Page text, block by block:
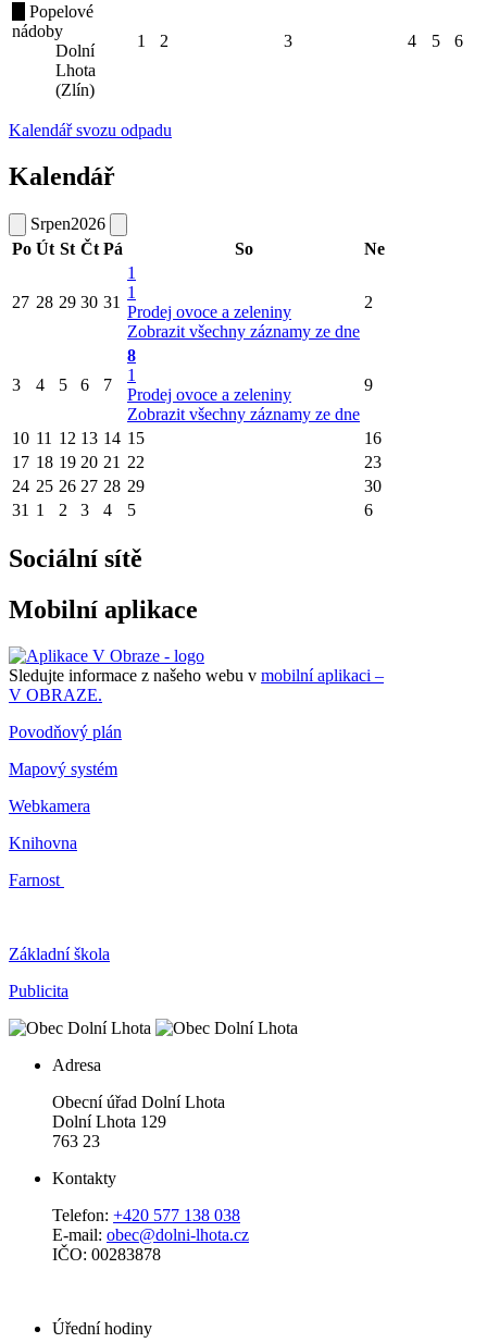
Popelové
nádoby
Dolní
Lhota
(Zlín)
1 2 3 4 5 6
Kalendář svozu odpadu
Kalendář
Srpen2026
Po Út St Čt Pá So Ne
27 28 29 30 31
1
1
Prodej ovoce a zeleniny
Zobrazit všechny záznamy ze dne
2
3 4 5 6 7
8
1
Prodej ovoce a zeleniny
Zobrazit všechny záznamy ze dne
9
10 11 12 13 14 15
16
17 18 19 20 21 22
23
24 25 26 27 28 29
30
31 1 2 3 4 5 6
Sociální sítě
Mobilní aplikace
Sledujte informace z našeho webu v mobilní aplikaci –
V OBRAZE.
Povodňový plán
Mapový systém
Webkamera
Knihovna
Farnost
Základní škola
Publicita
Adresa
Obecní úřad Dolní Lhota
Dolní Lhota 129
763 23
Kontakty
Telefon: +420 577 138 038
E-mail: obec@dolni-lhota.cz
IČO: 00283878
Úřední hodiny